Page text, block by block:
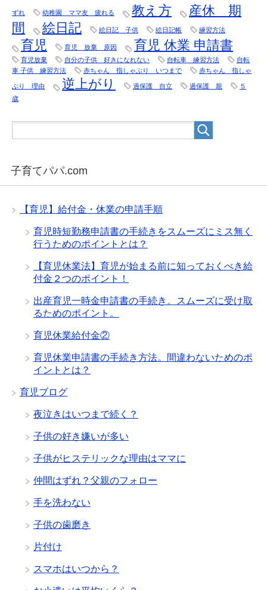
ずれ 幼稚園 ママ友 疲れる 教え方
産休 期
間
絵日記 絵日記 子供 絵日記帳 練習方法
育児 育児 放棄 原因 育児 休業 申請書
育児放棄 自分の子供 好きになれない 自転車 練習方法
自転
車 子供 練習方法
赤ちゃん 指しゃぶり いつまで 赤ちゃん 指しゃ
ぶり 理由 逆上がり 過保護 自立 過保護 親
５
歳
子育てパパ.com
【育児】給付金・休業の申請手順
育児時短勤務申請書の手続きをスムーズにミス無く
行うためのポイントとは？
【育児休業法】育児が始まる前に知っておくべき給
付金２つのポイント！
出産育児一時金申請書の手続き。スムーズに受け取
るためのポイント。
育児休業給付金②
育児休業申請書の手続き方法。間違わないためのポ
イントとは？
育児ブログ
夜泣きはいつまで続く？
子供の好き嫌いが多い
子供がヒステリックな理由はママに
仲間はずれ？父親のフォロー
手を洗わない
子供の歯磨き
片付け
スマホはいつから？